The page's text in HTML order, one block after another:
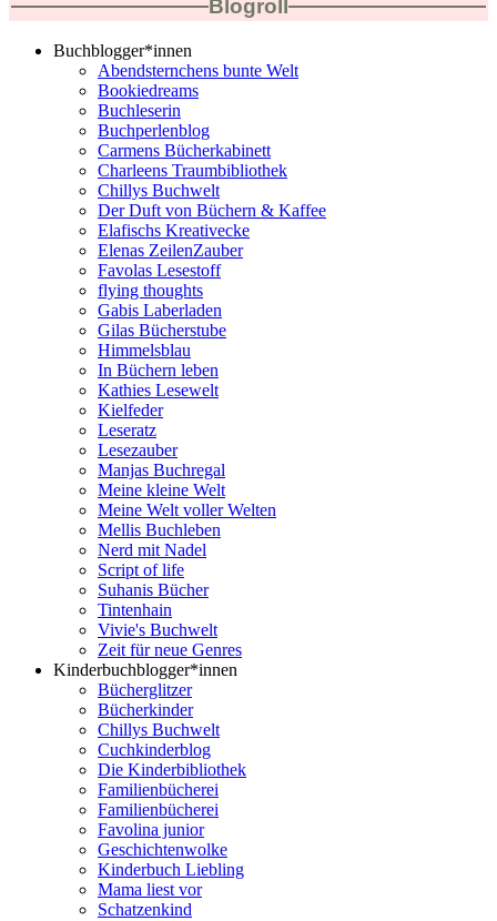
Blogroll
Buchblogger*innen
Abendsternchens bunte Welt
Bookiedreams
Buchleserin
Buchperlenblog
Carmens Bücherkabinett
Charleens Traumbibliothek
Chillys Buchwelt
Der Duft von Büchern & Kaffee
Elafischs Kreativecke
Elenas ZeilenZauber
Favolas Lesestoff
flying thoughts
Gabis Laberladen
Gilas Bücherstube
Himmelsblau
In Büchern leben
Kathies Lesewelt
Kielfeder
Leseratz
Lesezauber
Manjas Buchregal
Meine kleine Welt
Meine Welt voller Welten
Mellis Buchleben
Nerd mit Nadel
Script of life
Suhanis Bücher
Tintenhain
Vivie's Buchwelt
Zeit für neue Genres
Kinderbuchblogger*innen
Bücherglitzer
Bücherkinder
Chillys Buchwelt
Cuchkinderblog
Die Kinderbibliothek
Familienbücherei
Familienbücherei
Favolina junior
Geschichtenwolke
Kinderbuch Liebling
Mama liest vor
Schatzenkind